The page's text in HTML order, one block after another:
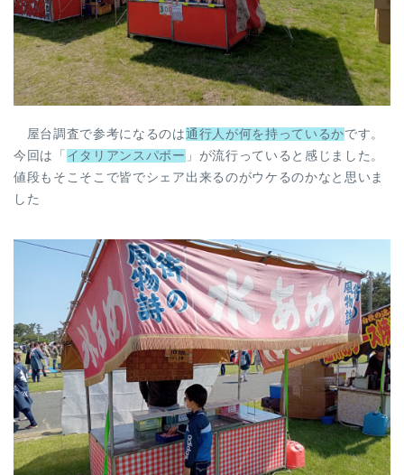
屋台調査で参考になるのは通行人が何を持っているかです。
今回は「 イタリアンスパボー 」が流行っていると感じました。
値段もそこそこで皆でシェア出来るのがウケるのかなと思いま
した